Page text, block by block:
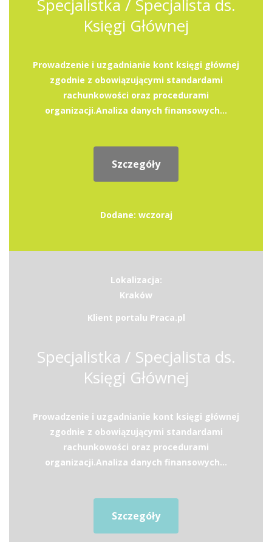
Specjalistka / Specjalista ds.
Księgi Głównej
Prowadzenie i uzgadnianie kont księgi głównej
zgodnie z obowiązującymi standardami
rachunkowości oraz procedurami
organizacji.Analiza danych finansowych...
Szczegóły
Dodane: wczoraj
Lokalizacja:
Kraków
Klient portalu Praca.pl
Specjalistka / Specjalista ds.
Księgi Głównej
Prowadzenie i uzgadnianie kont księgi głównej
zgodnie z obowiązującymi standardami
rachunkowości oraz procedurami
organizacji.Analiza danych finansowych...
Szczegóły